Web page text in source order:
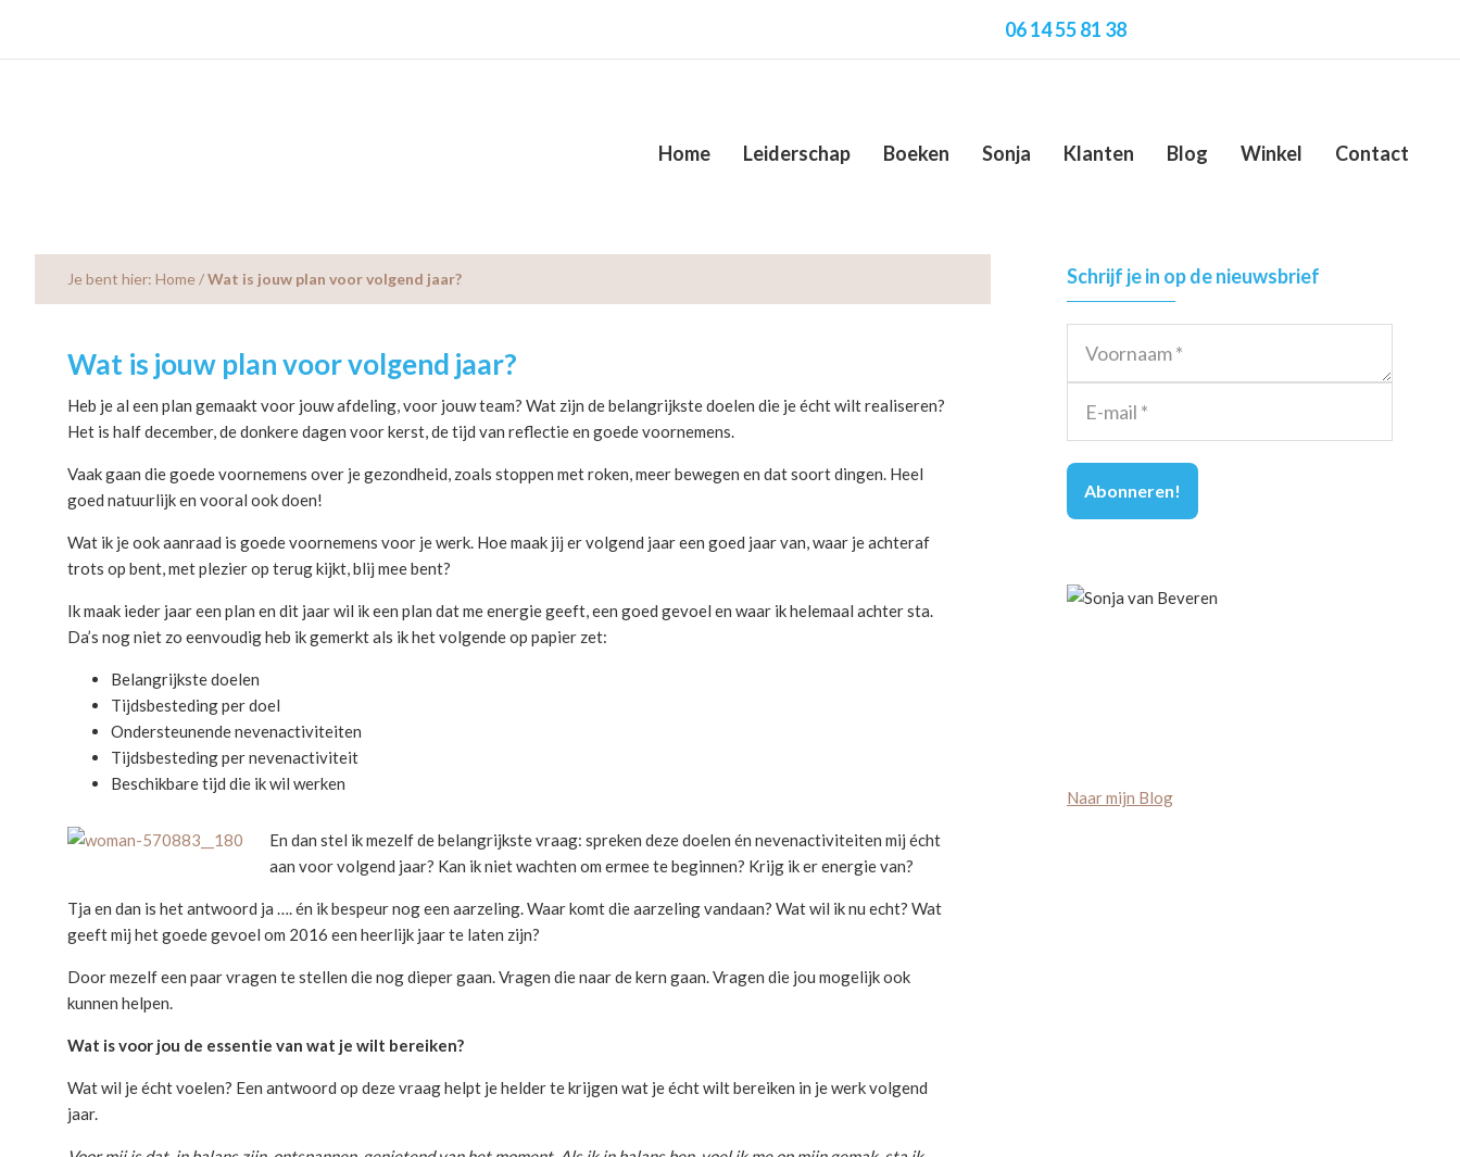
main
primary
footer
06 14 55 81 38
Home Leiderschap Boeken Sonja Klanten Blog Winkel Contact
Je bent hier: Home /Wat is jouw plan voor volgend jaar?
Wat is jouw plan voor volgend jaar?
Heb je al een plan gemaakt voor jouw afdeling, voor jouw team? Wat zijn de belangrijkste doelen die je écht wilt realiseren?
Het is half december, de donkere dagen voor kerst, de tijd van reflectie en goede voornemens.
Vaak gaan die goede voornemens over je gezondheid, zoals stoppen met roken, meer bewegen en dat soort dingen. Heel
goed natuurlijk en vooral ook doen!
Wat ik je ook aanraad is goede voornemens voor je werk. Hoe maak jij er volgend jaar een goed jaar van, waar je achteraf
trots op bent, met plezier op terug kijkt, blij mee bent?
Ik maak ieder jaar een plan en dit jaar wil ik een plan dat me energie geeft, een goed gevoel en waar ik helemaal achter sta.
Da’s nog niet zo eenvoudig heb ik gemerkt als ik het volgende op papier zet:
Belangrijkste doelen
Tijdsbesteding per doel
Ondersteunende nevenactiviteiten
Tijdsbesteding per nevenactiviteit
Beschikbare tijd die ik wil werken
En dan stel ik mezelf de belangrijkste vraag: spreken deze doelen én nevenactiviteiten mij écht
aan voor volgend jaar? Kan ik niet wachten om ermee te beginnen? Krijg ik er energie van?
Tja en dan is het antwoord ja …. én ik bespeur nog een aarzeling. Waar komt die aarzeling vandaan? Wat wil ik nu echt? Wat
geeft mij het goede gevoel om 2016 een heerlijk jaar te laten zijn?
Door mezelf een paar vragen te stellen die nog dieper gaan. Vragen die naar de kern gaan. Vragen die jou mogelijk ook
kunnen helpen.
Wat is voor jou de essentie van wat je wilt bereiken?
Wat wil je écht voelen? Een antwoord op deze vraag helpt je helder te krijgen wat je écht wilt bereiken in je werk volgend
jaar.
Primary
Sidebar
Schrijf je in op de nieuwsbrief
Naar mijn Blog